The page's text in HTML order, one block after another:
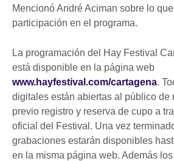
Mencionó André Aciman sobre lo
participación en el programa.
La programación del Hay Festival
está disponible en la página web
www.hayfestival.com/cartagena.
digitales están abiertas al público de
previo registro y reserva de cupo a
oficial del Festival. Una vez
grabaciones estarán disponibles
en la misma página web. Además